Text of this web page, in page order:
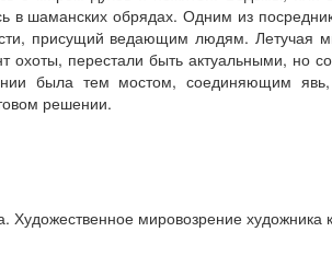
в шаманских обрядах. Одним из
присущий ведающим людям. Летучая
охоты, перестали быть актуальными,
была тем мостом, соединяющим
решении.
Художественное мировозрение художника